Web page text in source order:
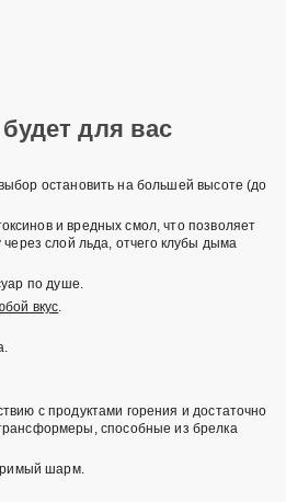
для вас
остановить на большей высоте (до
и вредных смол, что позволяет
слой льда, отчего клубы дыма
по душе.
вкус
с продуктами горения и достаточно
способные из брелка
шарм.